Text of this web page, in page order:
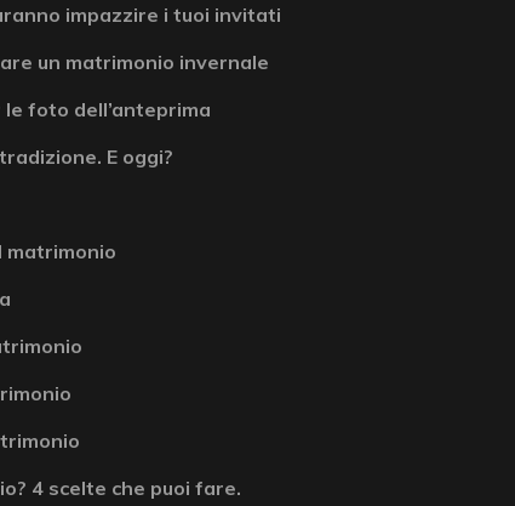
impazzire i tuoi invitati
un matrimonio invernale
foto dell’anteprima
E oggi?
matrimonio
4 scelte che puoi fare.